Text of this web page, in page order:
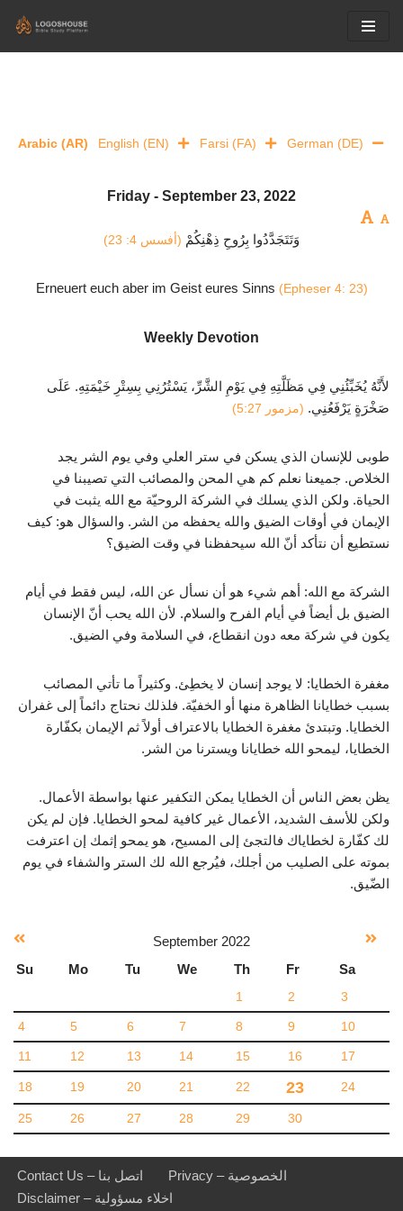
Arabic (AR) English (EN) Farsi (FA) German (DE)
Friday - September 23, 2022
وَتَتَجَدَّدُوا بِرُوحِ ذِهْنِكُمْ (أفسس 4: 23)
Erneuert euch aber im Geist eures Sinns (Epheser 4: 23)
Weekly Devotion
لأَنَّهُ يُخَبِّئُنِي فِي مَظَلَّتِهِ فِي يَوْمِ الشَّرِّ، يَسْتُرُنِي بِسِتْرِ خَيْمَتِهِ. عَلَى
صَخْرَةٍ يَرْفَعُنِي. (مزمور 5:27)
طوبى للإنسان الذي يسكن في ستر العلي وفي يوم الشر يجد
الخلاص. جميعنا نعلم كم هي المحن والمصائب التي تصيبنا في
الحياة. ولكن الذي يسلك في الشركة الروحيّة مع الله يثبت في
الإيمان في أوقات الضيق والله يحفظه من الشر. والسؤال هو: كيف
نستطيع أن نتأكد أنّ الله سيحفظنا في وقت الضيق؟
الشركة مع الله: أهم شيء هو أن نسأل عن الله، ليس فقط في أيام
الضيق بل أيضاً في أيام الفرح والسلام. لأن الله يحب أنّ الإنسان
يكون في شركة معه دون انقطاع، في السلامة وفي الضيق.
مغفرة الخطايا: لا يوجد إنسان لا يخطِئ. وكثيراً ما تأتي المصائب
بسبب خطايانا الظاهرة منها أو الخفيّة. فلذلك نحتاج دائماً إلى غفران
الخطايا. وتبتدئ مغفرة الخطايا بالاعتراف أولاً ثم الإيمان بكفّارة
الخطايا، ليمحو الله خطايانا ويسترنا من الشر.
يظن بعض الناس أن الخطايا يمكن التكفير عنها بواسطة الأعمال.
ولكن للأسف الشديد، الأعمال غير كافية لمحو الخطايا. فإن لم يكن
لك كفّارة لخطاياك فالتجئ إلى المسيح، هو يمحو إثمك إن اعترفت
بموته على الصليب من أجلك، فيُرجع الله لك الستر والشفاء في يوم
الضّيق.
September 2022
Su
Mo Tu We Th Fr Sa
1 2 3
4 5 6 7 8 9 10
11 12 13 14 15 16 17
18 19 20 21 22 23 24
25 26 27 28 29 30
Contact Us – اتصل بنا
Privacy – الخصوصية
Disclaimer – اخلاء مسؤولية